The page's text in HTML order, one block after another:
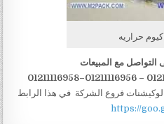
حراريه
التواصل مع المبيعات
لوكيشنات فروع الشركة في هذا الرابط
https://